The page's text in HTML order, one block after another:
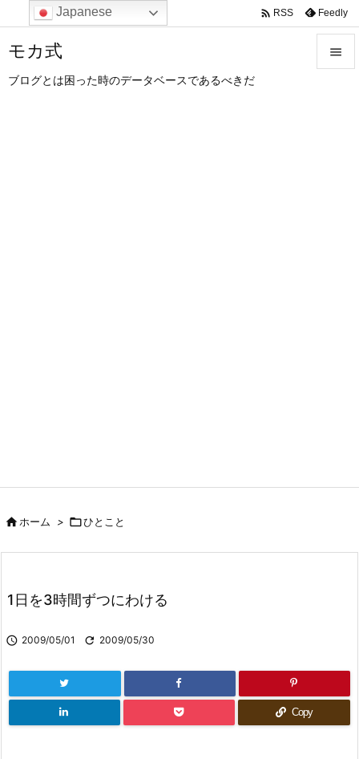
モカ式
ブログとは困った時のデータベースであるべきだ

 RSS Feedly
ホーム > ひとこと
1日を3時間ずつにわける
 2009/05/01  2009/05/30
Copy
Japanese